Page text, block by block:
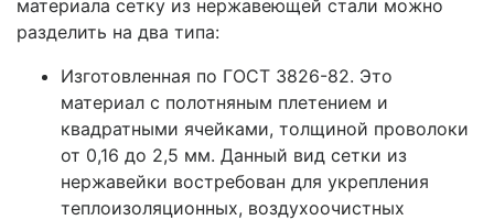
материала сетку из нержавеющей стали можно
разделить на два типа:
Изготовленная по ГОСТ 3826-82. Это
материал с полотняным плетением и
квадратными ячейками, толщиной проволоки
от 0,16 до 2,5 мм. Данный вид сетки из
нержавейки востребован для укрепления
теплоизоляционных, воздухоочистных